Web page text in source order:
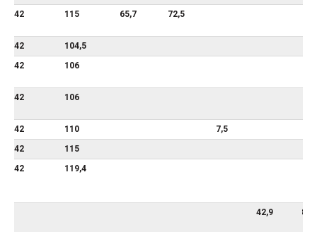
42
115 65,7 72,5
42
104,5
42
106
42 106
42 110
7,5
42
115
42
119,4
42,9